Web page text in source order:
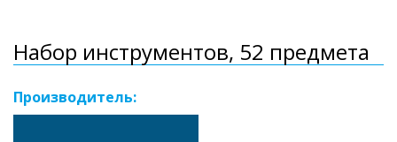
Набор инструментов, 52 предмета
Производитель: